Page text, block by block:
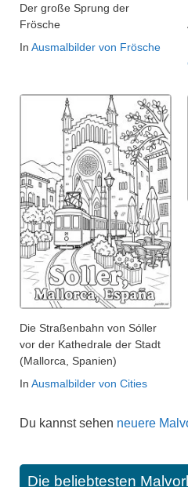
Der große Sprung der
Frösche
In Ausmalbilder von Frösche
Die Straßenbahn von Sóller
vor der Kathedrale der Stadt
(Mallorca, Spanien)
In Ausmalbilder von Cities
Du kannst sehen neuere
Die beliebtesten